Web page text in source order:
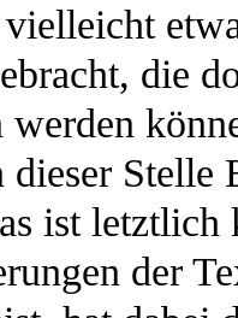
vielleicht
die
werden
Stelle
ist
der